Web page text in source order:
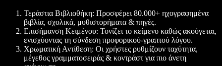
Τεράστια Βιβλιοθήκη: Προσφέρει 80.000+ ηχογραφημένα
βιβλία, σχολικά, μυθιστορήματα & πηγές.
Επισήμανση Κειμένου: Τονίζει το κείμενο καθώς ακούγεται,
ενισχύοντας τη σύνδεση προφορικού-γραπτού λόγου.
Χρωματική Αντίθεση: Οι χρήστες ρυθμίζουν ταχύτητα,
μέγεθος γραμματοσειράς & κοντράστ για πιο άνετη